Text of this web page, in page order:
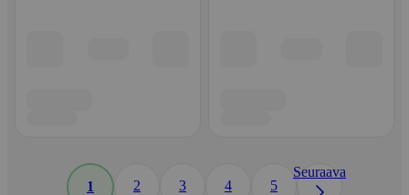
1 2 3 4 5
Seuraava